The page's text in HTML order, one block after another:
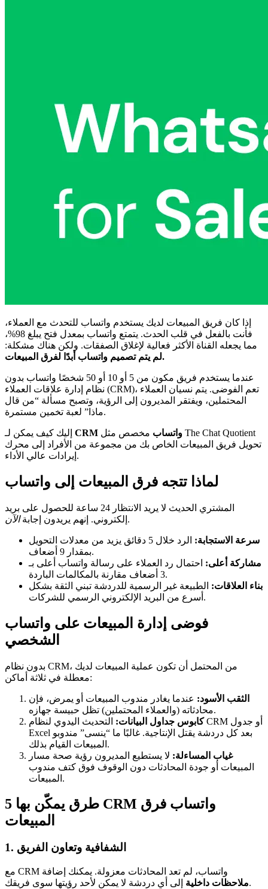
إذا كان فريق المبيعات لديك يستخدم واتساب للتحدث مع العملاء،
فأنت بالفعل في قلب الحدث. يتمتع واتساب بمعدل فتح يبلغ 98%،
مما يجعله القناة الأكثر فعالية لإغلاق الصفقات. ولكن هناك مشكلة:
لم يتم تصميم واتساب أبدًا لفرق المبيعات.
عندما يستخدم فريق مكون من 5 أو 10 أو 50 شخصًا واتساب بدون
نظام إدارة علاقات العملاء (CRM)، تعم الفوضى. يتم نسيان العملاء
المحتملين، ويفتقر المديرون إلى الرؤية، وتصبح مسألة “من قال
ماذا” لعبة تخمين مستمرة.
CRM واتساب مخصص مثل The Chat Quotient
تحويل فريق المبيعات الخاص بك من مجموعة من الأفراد إلى محرك
إيرادات عالي الأداء.
لماذا تتجه فرق المبيعات إلى واتساب
المشتري الحديث لا يريد الانتظار 24 ساعة للحصول على بريد
إلكتروني. إنهم يريدون إجابةالآن .
سرعة الاستجابة:
الرد خلال 5 دقائق يزيد من معدلات التحويل
بمقدار 9 أضعاف.
مشاركة أعلى: احتمال رد العملاء على رسالة واتساب أعلى بـ
3 أضعاف مقارنة بالمكالمات الباردة.
بناء العلاقات: الطبيعة غير الرسمية للدردشة تبني الثقة بشكل
أسرع من البريد الإلكتروني الرسمي للشركات.
فوضى إدارة المبيعات على واتساب
الشخصي
بدون نظام CRM، من المحتمل أن تكون عملية المبيعات لديك
معطلة في ثلاثة أماكن:
الثقب الأسود: عندما يغادر مندوب المبيعات أو يمرض، فإن
محادثاته (والعملاء المحتملين) تظل حبيسة جهازه.
كابوس جداول البيانات: التحديث اليدوي لنظام CRM أو جدول
Excel بعد كل دردشة يقتل الإنتاجية. غالبًا ما “ينسى” مندوبو
المبيعات القيام بذلك.
غياب المساءلة: لا يستطيع المديرون رؤية صحة مسار
المبيعات أو جودة المحادثات دون الوقوف فوق كتف مندوب
المبيعات.
5 طرق يمكّن بها CRM واتساب فرق
المبيعات
1. الشفافية وتعاون الفريق
مع CRM واتساب، لم تعد المحادثات معزولة. يمكنك إضافة
ملاحظات داخليةإلى أي دردشة لا يمكن لأحد رؤيتها سوى فريقك.